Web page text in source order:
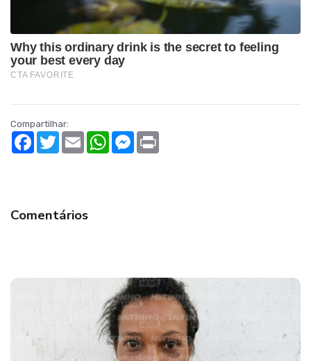
Compartilhar:
Facebook
TwitterEmail WhatsAppMessenger
Comentários